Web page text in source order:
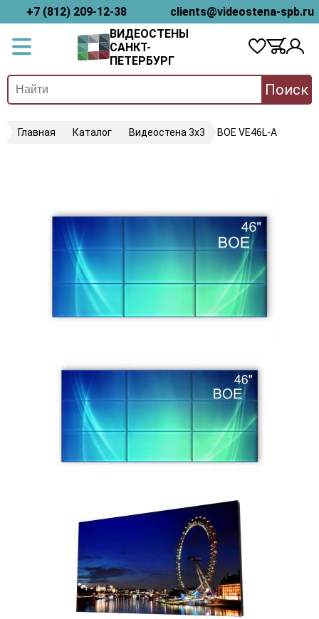
+7 (812) 209-12-38
clients@videostena-spb.ru
ВИДЕОСТЕНЫ
САНКТ-
ПЕТЕРБУРГ
Поиск
Главная Каталог Видеостена 3х3 BOE VE46L-A